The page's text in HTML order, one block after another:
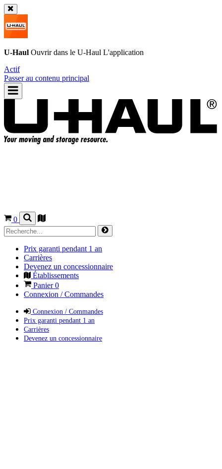
U-Haul Ouvrir dans le U-Haul L'application
Actif
Passer au contenu principal
0
Prix garanti pendant 1 an
Carrières
Devenez un concessionnaire
Établissements
Panier0
Connexion / Commandes
Connexion / Commandes
Prix garanti pendant 1 an
Carrières
Devenez un concessionnaire